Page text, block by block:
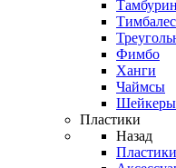
Тимбалес
Фимбо
Ханги
Чаймсы
Шейкеры
Пластики
Назад
Пластики